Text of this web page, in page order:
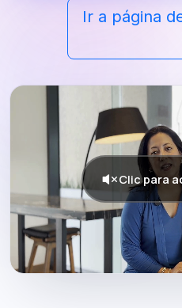
Ir a página
Clic para